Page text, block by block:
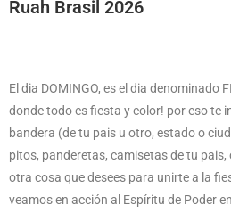
Ruah Brasil 2026
El dia DOMINGO, es el dia denominado
donde todo es fiesta y color! por eso te
bandera (de tu pais u otro, estado o
pitos, panderetas, camisetas de tu pais,
otra cosa que desees para unirte a la
veamos en acción al Espíritu de Poder